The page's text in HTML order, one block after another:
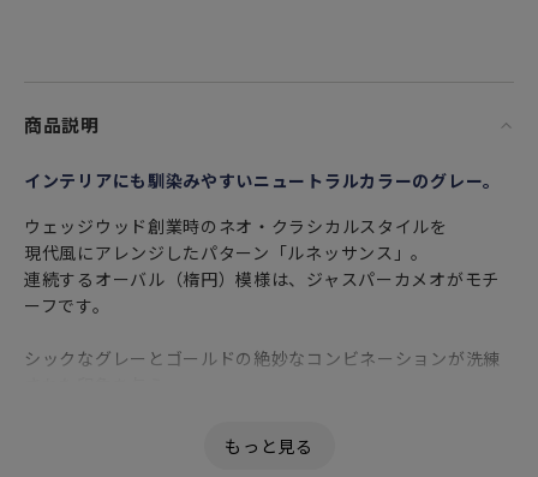
商品説明
インテリアにも馴染みやすいニュートラルカラーのグレー。
ウェッジウッド創業時のネオ・クラシカルスタイルを
現代風にアレンジしたパターン「ルネッサンス」。
連続するオーバル（楕円）模様は、ジャスパーカメオがモチ
ーフです。
シックなグレーとゴールドの絶妙なコンビネーションが洗練
グレーのアイテムのみを使ったシックで落ち着いたコーディ